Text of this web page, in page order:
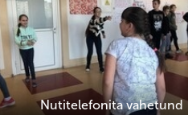
Nutitelefonita vahetund